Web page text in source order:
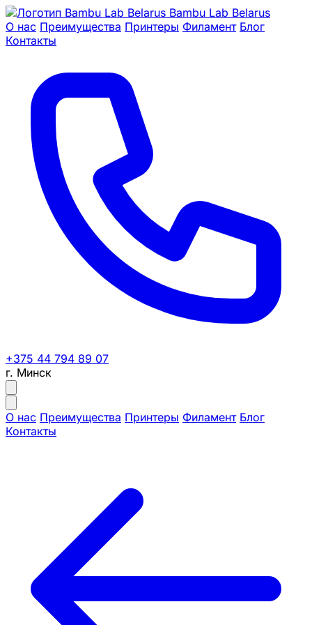
Bambu Lab Belarus
О нас Преимущества Принтеры Филамент Блог
Контакты
+375 44 794 89 07
г. Минск
О нас Преимущества Принтеры Филамент Блог
Контакты